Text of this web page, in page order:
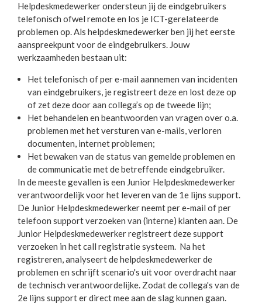
Helpdeskmedewerker ondersteun jij de eindgebruikers
telefonisch ofwel remote en los je ICT-gerelateerde
problemen op. Als helpdeskmedewerker ben jij het eerste
aanspreekpunt voor de eindgebruikers. Jouw
werkzaamheden bestaan uit:
Het telefonisch of per e-mail aannemen van incidenten
van eindgebruikers, je registreert deze en lost deze op
of zet deze door aan collega’s op de tweede lijn;
Het behandelen en beantwoorden van vragen over o.a.
problemen met het versturen van e-mails, verloren
documenten, internet problemen;
Het bewaken van de status van gemelde problemen en
de communicatie met de betreffende eindgebruiker.
In de meeste gevallen is een Junior Helpdeskmedewerker
verantwoordelijk voor het leveren van de 1e lijns support.
De Junior Helpdeskmedewerker neemt per e-mail of per
telefoon support verzoeken van (interne) klanten aan. De
Junior Helpdeskmedewerker registreert deze support
verzoeken in het call registratie systeem. Na het
registreren, analyseert de helpdeskmedewerker de
problemen en schrijft scenario's uit voor overdracht naar
de technisch verantwoordelijke. Zodat de collega's van de
2e lijns support er direct mee aan de slag kunnen gaan.